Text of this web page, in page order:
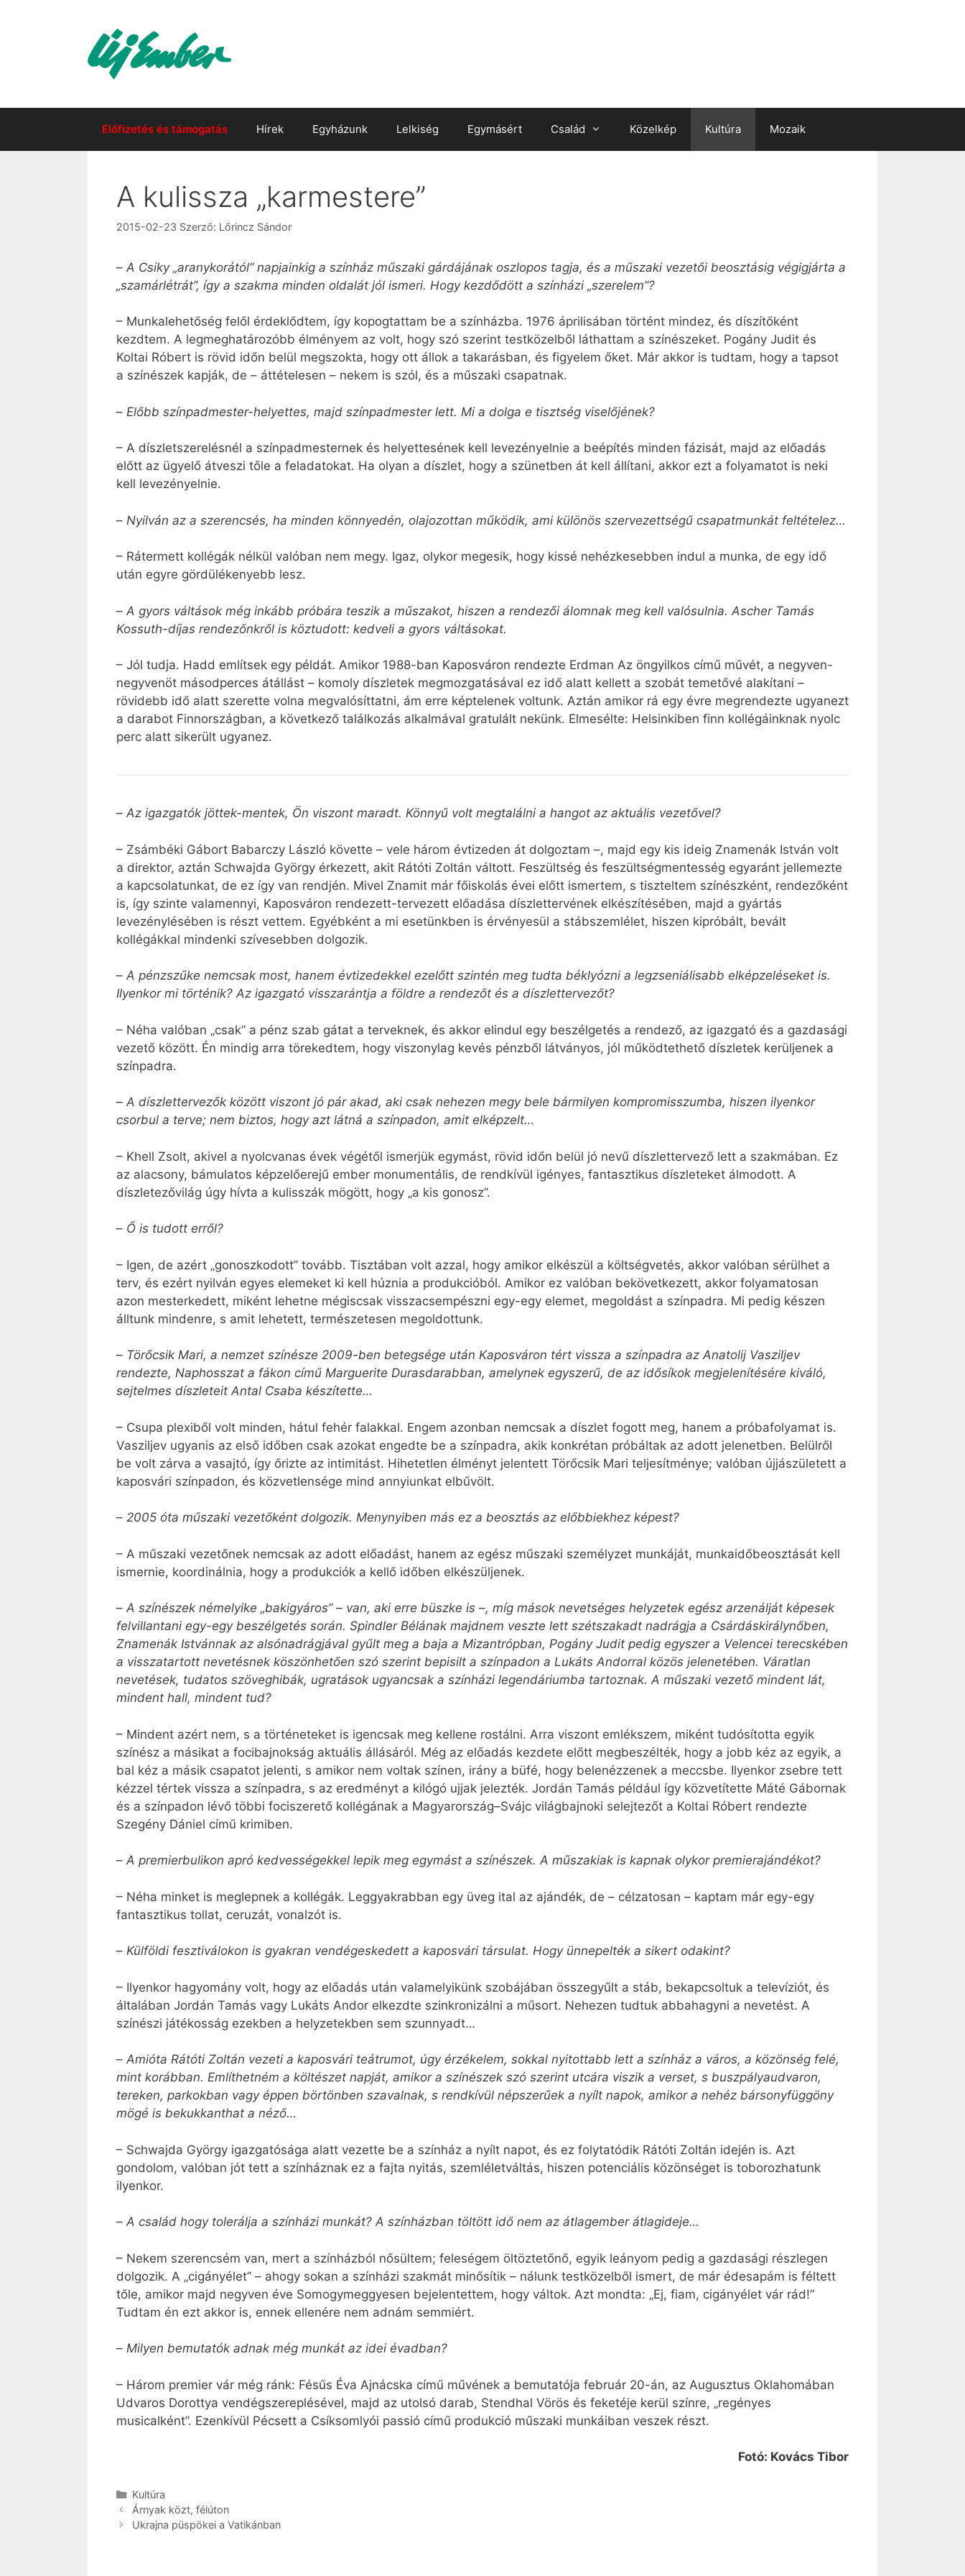
Előfizetés és támogatás Hírek Egyházunk Lelkiség Egymásért Család Közelkép Kultúra Mozaik
A kulissza „karmestere”
2015-02-23 Szerző: Lőrincz Sándor
– A Csiky „aranykorától” napjainkig a színház műszaki gárdájának oszlopos tagja, és a műszaki vezetői beosztásig végigjárta a
„szamárlétrát”, így a szakma minden oldalát jól ismeri. Hogy kezdődött a színházi „szerelem”?
– Munkalehetőség felől érdeklődtem, így kopogtattam be a színházba. 1976 áprilisában történt mindez, és díszítőként
kezdtem. A legmeghatározóbb élményem az volt, hogy szó szerint testközelből láthattam a színészeket. Pogány Judit és
Koltai Róbert is rövid időn belül megszokta, hogy ott állok a takarásban, és figyelem őket. Már akkor is tudtam, hogy a tapsot
a színészek kapják, de – áttételesen – nekem is szól, és a műszaki csapatnak.
– Előbb színpadmester-helyettes, majd színpadmester lett. Mi a dolga e tisztség viselőjének?
– A díszletszerelésnél a színpadmesternek és helyettesének kell levezényelnie a beépítés minden fázisát, majd az előadás
előtt az ügyelő átveszi tőle a feladatokat. Ha olyan a díszlet, hogy a szünetben át kell állítani, akkor ezt a folyamatot is neki
kell levezényelnie.
– Nyilván az a szerencsés, ha minden könnyedén, olajozottan működik, ami különös szervezettségű csapatmunkát feltételez…
– Rátermett kollégák nélkül valóban nem megy. Igaz, olykor megesik, hogy kissé nehézkesebben indul a munka, de egy idő
után egyre gördülékenyebb lesz.
– A gyors váltások még inkább próbára teszik a műszakot, hiszen a rendezői álomnak meg kell valósulnia. Ascher Tamás
Kossuth-díjas rendezőnkről is köztudott: kedveli a gyors váltásokat.
– Jól tudja. Hadd említsek egy példát. Amikor 1988-ban Kaposváron rendezte Erdman Az öngyilkos című művét, a negyven-
negyvenöt másodperces átállást – komoly díszletek megmozgatásával ez idő alatt kellett a szobát temetővé alakítani –
rövidebb idő alatt szerette volna megvalósíttatni, ám erre képtelenek voltunk. Aztán amikor rá egy évre megrendezte ugyanezt
a darabot Finnországban, a következő találkozás alkalmával gratulált nekünk. Elmesélte: Helsinkiben finn kollégáinknak nyolc
perc alatt sikerült ugyanez.
– Az igazgatók jöttek-mentek, Ön viszont maradt. Könnyű volt megtalálni a hangot az aktuális vezetővel?
– Zsámbéki Gábort Babarczy László követte – vele három évtizeden át dolgoztam –, majd egy kis ideig Znamenák István volt
a direktor, aztán Schwajda György érkezett, akit Rátóti Zoltán váltott. Feszültség és feszültségmentesség egyaránt jellemezte
a kapcsolatunkat, de ez így van rendjén. Mivel Znamit már főiskolás évei előtt ismertem, s tiszteltem színészként, rendezőként
is, így szinte valamennyi, Kaposváron rendezett-tervezett előadása díszlettervének elkészítésében, majd a gyártás
levezénylésében is részt vettem. Egyébként a mi esetünkben is érvényesül a stábszemlélet, hiszen kipróbált, bevált
kollégákkal mindenki szívesebben dolgozik.
– A pénzszűke nemcsak most, hanem évtizedekkel ezelőtt szintén meg tudta béklyózni a legzseniálisabb elképzeléseket is.
Ilyenkor mi történik? Az igazgató visszarántja a földre a rendezőt és a díszlettervezőt?
– Néha valóban „csak” a pénz szab gátat a terveknek, és akkor elindul egy beszélgetés a rendező, az igazgató és a gazdasági
vezető között. Én mindig arra törekedtem, hogy viszonylag kevés pénzből látványos, jól működtethető díszletek kerüljenek a
színpadra.
– A díszlettervezők között viszont jó pár akad, aki csak nehezen megy bele bármilyen kompromisszumba, hiszen ilyenkor
csorbul a terve; nem biztos, hogy azt látná a színpadon, amit elképzelt…
– Khell Zsolt, akivel a nyolcvanas évek végétől ismerjük egymást, rövid időn belül jó nevű díszlettervező lett a szakmában. Ez
az alacsony, bámulatos képzelőerejű ember monumentális, de rendkívül igényes, fantasztikus díszleteket álmodott. A
díszletezővilág úgy hívta a kulisszák mögött, hogy „a kis gonosz”.
– Ő is tudott erről?
– Igen, de azért „gonoszkodott” tovább. Tisztában volt azzal, hogy amikor elkészül a költségvetés, akkor valóban sérülhet a
terv, és ezért nyilván egyes elemeket ki kell húznia a produkcióból. Amikor ez valóban bekövetkezett, akkor folyamatosan
azon mesterkedett, miként lehetne mégiscsak visszacsempészni egy-egy elemet, megoldást a színpadra. Mi pedig készen
álltunk mindenre, s amit lehetett, természetesen megoldottunk.
– Törőcsik Mari, a nemzet színésze 2009-ben betegsége után Kaposváron tért vissza a színpadra az Anatolĳ Vasziljev
rendezte, Naphosszat a fákon című Marguerite Durasdarabban, amelynek egyszerű, de az idősíkok megjelenítésére kiváló,
sejtelmes díszleteit Antal Csaba készítette…
– Csupa plexiből volt minden, hátul fehér falakkal. Engem azonban nemcsak a díszlet fogott meg, hanem a próbafolyamat is.
Vasziljev ugyanis az első időben csak azokat engedte be a színpadra, akik konkrétan próbáltak az adott jelenetben. Belülről
be volt zárva a vasajtó, így őrizte az intimitást. Hihetetlen élményt jelentett Törőcsik Mari teljesítménye; valóban újjászületett a
kaposvári színpadon, és közvetlensége mind annyiunkat elbűvölt.
– 2005 óta műszaki vezetőként dolgozik. Menynyiben más ez a beosztás az előbbiekhez képest?
– A műszaki vezetőnek nemcsak az adott előadást, hanem az egész műszaki személyzet munkáját, munkaidőbeosztását kell
ismernie, koordinálnia, hogy a produkciók a kellő időben elkészüljenek.
– A színészek némelyike „bakigyáros” – van, aki erre büszke is –, míg mások nevetséges helyzetek egész arzenálját képesek
felvillantani egy-egy beszélgetés során. Spindler Bélának majdnem veszte lett szétszakadt nadrágja a Csárdáskirálynőben,
Znamenák Istvánnak az alsónadrágjával gyűlt meg a baja a Mizantrópban, Pogány Judit pedig egyszer a Velencei terecskében
a visszatartott nevetésnek köszönhetően szó szerint bepisilt a színpadon a Lukáts Andorral közös jelenetében. Váratlan
nevetések, tudatos szöveghibák, ugratások ugyancsak a színházi legendáriumba tartoznak. A műszaki vezető mindent lát,
mindent hall, mindent tud?
– Mindent azért nem, s a történeteket is igencsak meg kellene rostálni. Arra viszont emlékszem, miként tudósította egyik
színész a másikat a focibajnokság aktuális állásáról. Még az előadás kezdete előtt megbeszélték, hogy a jobb kéz az egyik, a
bal kéz a másik csapatot jelenti, s amikor nem voltak színen, irány a büfé, hogy belenézzenek a meccsbe. Ilyenkor zsebre tett
kézzel tértek vissza a színpadra, s az eredményt a kilógó ujjak jelezték. Jordán Tamás például így közvetítette Máté Gábornak
és a színpadon lévő többi fociszerető kollégának a Magyarország–Svájc világbajnoki selejtezőt a Koltai Róbert rendezte
Szegény Dániel című krimiben.
– A premierbulikon apró kedvességekkel lepik meg egymást a színészek. A műszakiak is kapnak olykor premierajándékot?
– Néha minket is meglepnek a kollégák. Leggyakrabban egy üveg ital az ajándék, de – célzatosan – kaptam már egy-egy
fantasztikus tollat, ceruzát, vonalzót is.
– Külföldi fesztiválokon is gyakran vendégeskedett a kaposvári társulat. Hogy ünnepelték a sikert odakint?
– Ilyenkor hagyomány volt, hogy az előadás után valamelyikünk szobájában összegyűlt a stáb, bekapcsoltuk a televíziót, és
általában Jordán Tamás vagy Lukáts Andor elkezdte szinkronizálni a műsort. Nehezen tudtuk abbahagyni a nevetést. A
színészi játékosság ezekben a helyzetekben sem szunnyadt…
– Amióta Rátóti Zoltán vezeti a kaposvári teátrumot, úgy érzékelem, sokkal nyitottabb lett a színház a város, a közönség felé,
mint korábban. Említhetném a költészet napját, amikor a színészek szó szerint utcára viszik a verset, s buszpályaudvaron,
tereken, parkokban vagy éppen börtönben szavalnak, s rendkívül népszerűek a nyílt napok, amikor a nehéz bársonyfüggöny
mögé is bekukkanthat a néző…
– Schwajda György igazgatósága alatt vezette be a színház a nyílt napot, és ez folytatódik Rátóti Zoltán idején is. Azt
gondolom, valóban jót tett a színháznak ez a fajta nyitás, szemléletváltás, hiszen potenciális közönséget is toborozhatunk
ilyenkor.
– A család hogy tolerálja a színházi munkát? A színházban töltött idő nem az átlagember átlagideje…
– Nekem szerencsém van, mert a színházból nősültem; feleségem öltöztetőnő, egyik leányom pedig a gazdasági részlegen
dolgozik. A „cigányélet” – ahogy sokan a színházi szakmát minősítik – nálunk testközelből ismert, de már édesapám is féltett
tőle, amikor majd negyven éve Somogymeggyesen bejelentettem, hogy váltok. Azt mondta: „Ej, fiam, cigányélet vár rád!”
Tudtam én ezt akkor is, ennek ellenére nem adnám semmiért.
– Milyen bemutatók adnak még munkát az idei évadban?
– Három premier vár még ránk: Fésűs Éva Ajnácska című művének a bemutatója február 20-án, az Augusztus Oklahomában
Udvaros Dorottya vendégszereplésével, majd az utolsó darab, Stendhal Vörös és feketéje kerül színre, „regényes
musicalként”. Ezenkívül Pécsett a Csíksomlyói passió című produkció műszaki munkáiban veszek részt.
Fotó: Kovács Tibor
Kategória
Kultúra
Árnyak közt, félúton
Ukrajna püspökei a Vatikánban